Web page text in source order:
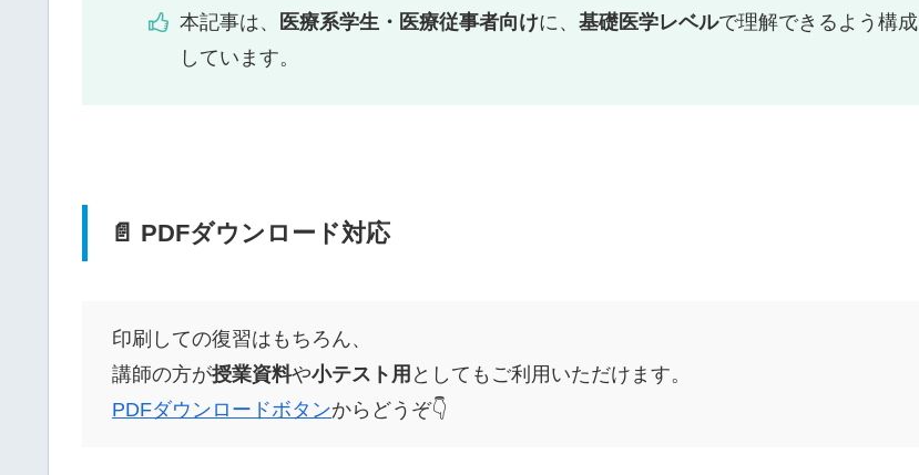
本記事は、
医療系学生・医療従事者向けに、基礎医学レベルで理解できるよう構成
しています。
📄 PDFダウンロード対応
印刷しての復習はもちろん、
講師の方が授業資料や小テスト用 としてもご利用いただけます。
PDFダウンロードボタンからどうぞ👇